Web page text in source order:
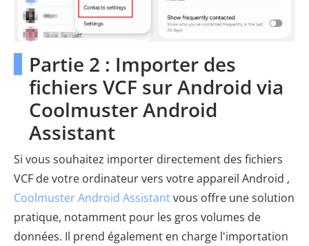
Partie 2 : Importer des
fichiers VCF sur Android via
Coolmuster Android
Assistant
Si vous souhaitez importer directement des fichiers
VCF de votre ordinateur vers votre appareil Android ,
Coolmuster Android Assistantvous offre une solution
pratique, notamment pour les gros volumes de
données. Il prend également en charge l'importation